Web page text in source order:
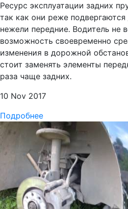
Ресурс эксплуатации задних
так как они реже
нежели передние. Водитель не
возможность своевременно
изменения в дорожной
стоит заменять элементы
раза чаще задних.
10 Nov 2017
Подробнее